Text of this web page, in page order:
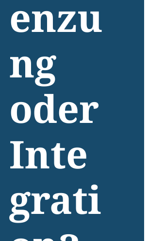
enzu
ng
oder
Inte
grati